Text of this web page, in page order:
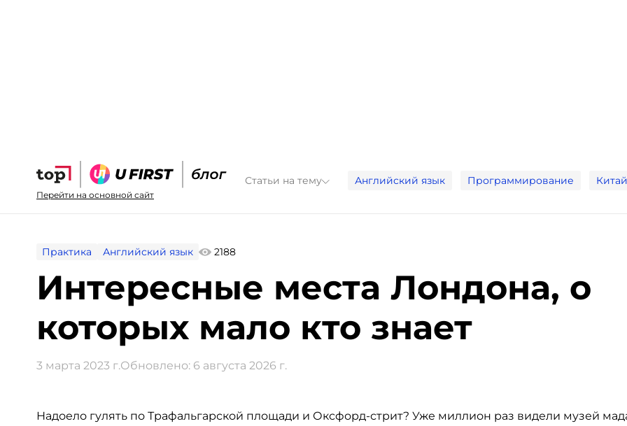
Перейти на основной сайт
Статьи на тему Английский язык Программирование
Практика Английский язык 2188
Интересные места Лондона, о
которых мало кто знает
3 марта 2023 г.Обновлено: 6 августа 2026 г.
Надоело гулять по Трафальгарской площади и Оксфорд-стрит? Уже миллион раз видели музей